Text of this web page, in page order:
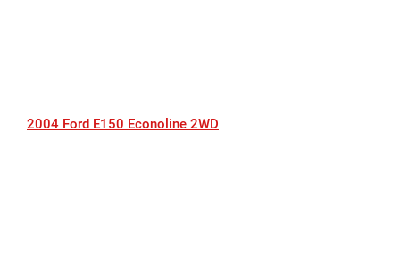
2004 Ford E150 Econoline 2WD